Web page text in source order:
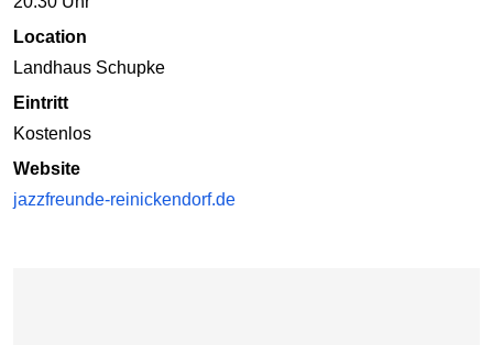
Location
Landhaus Schupke
Eintritt
Kostenlos
Website
jazzfreunde-reinickendorf.de